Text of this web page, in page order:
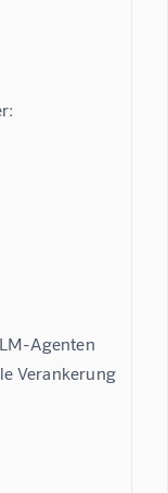
Agenten
Verankerung